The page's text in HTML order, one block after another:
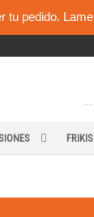
tu pedido.
FRIKIS